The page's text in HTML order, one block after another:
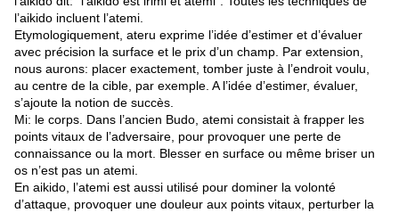
l’aikido incluent l’atemi.
Etymologiquement, ateru exprime l’idée d’estimer et d’évaluer
avec précision la surface et le prix d’un champ. Par extension,
nous aurons: placer exactement, tomber juste à l’endroit voulu,
au centre de la cible, par exemple. A l’idée d’estimer, évaluer,
s’ajoute la notion de succès.
Mi: le corps. Dans l’ancien Budo, atemi consistait à frapper les
points vitaux de l’adversaire, pour provoquer une perte de
connaissance ou la mort. Blesser en surface ou même briser un
os n’est pas un atemi.
En aikido, l’atemi est aussi utilisé pour dominer la volonté
d’attaque, provoquer une douleur aux points vitaux, perturber la